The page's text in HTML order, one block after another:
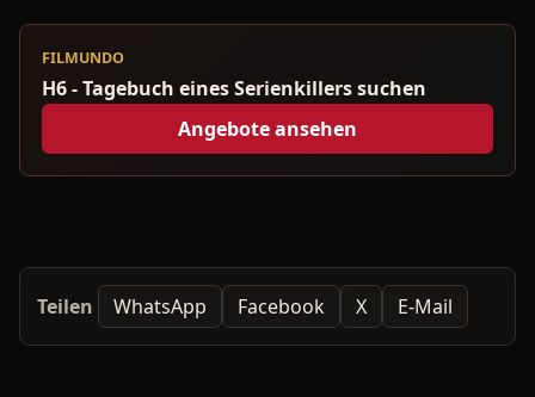
FILMUNDO
H6 - Tagebuch eines Serienkillers suchen
Angebote ansehen
Teilen WhatsApp Facebook X E-Mail